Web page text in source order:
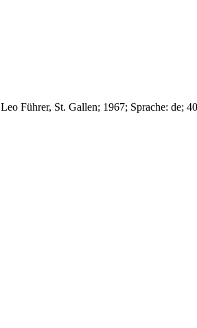
Leo Führer, St. Gallen; 1967; Sprache: de;